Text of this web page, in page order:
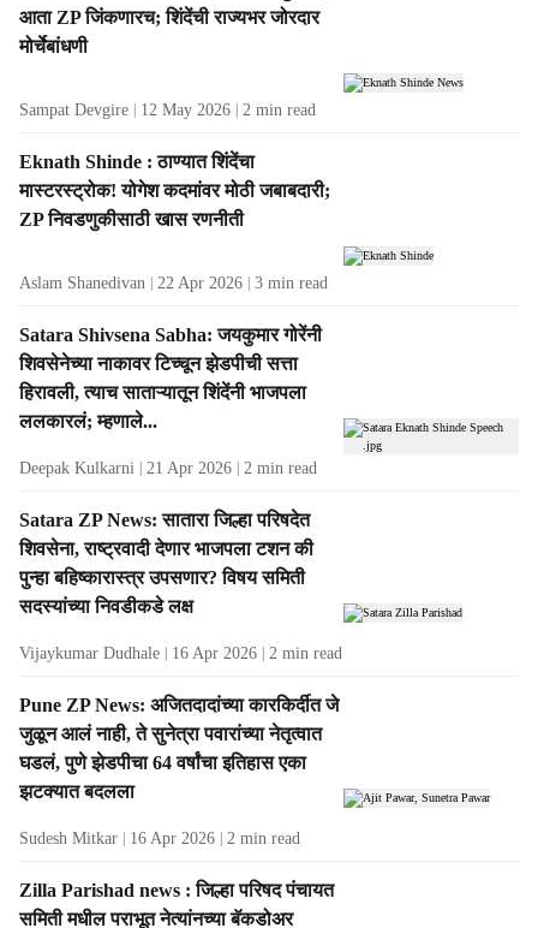
आता ZP जिंकणारच; शिंदेंची राज्यभर जोरदार
मोर्चेबांधणी
Sampat Devgire 12 May 2026 2 min read
Eknath Shinde : ठाण्यात शिंदेंचा
मास्टरस्ट्रोक! योगेश कदमांवर मोठी जबाबदारी;
ZP निवडणुकीसाठी खास रणनीती
Aslam Shanedivan 22 Apr 2026 3 min read
Satara Shivsena Sabha: जयकुमार गोरेंनी
शिवसेनेच्या नाकावर टिच्चून झेडपीची सत्ता
हिरावली, त्याच साताऱ्यातून शिंदेंनी भाजपला
ललकारलं; म्हणाले...
Deepak Kulkarni 21 Apr 2026 2 min read
Satara ZP News: सातारा जिल्हा परिषदेत
शिवसेना, राष्ट्रवादी देणार भाजपला टशन की
पुन्हा बहिष्कारास्त्र उपसणार? विषय समिती
सदस्यांच्या निवडीकडे लक्ष
Vijaykumar Dudhale 16 Apr 2026 2 min read
Pune ZP News: अजितदादांच्या कारकिर्दीत जे
जुळून आलं नाही, ते सुनेत्रा पवारांच्या नेतृत्वात
घडलं, पुणे झेडपीचा 64 वर्षांचा इतिहास एका
झटक्यात बदलला
Sudesh Mitkar 16 Apr 2026 2 min read
Zilla Parishad news : जिल्हा परिषद पंचायत
समिती मधील पराभूत नेत्यांनच्या बॅकडोअर